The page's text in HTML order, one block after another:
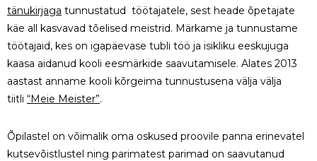
tänukirjaga tunnustatud töötajatele, sest heade õpetajate
käe all kasvavad tõelised meistrid. Märkame ja tunnustame
töötajaid, kes on igapäevase tubli töö ja isikliku eeskujuga
kaasa aidanud kooli eesmärkide saavutamisele. Alates 2013
aastast anname kooli kõrgeima tunnustusena välja välja
tiitli “Meie Meister”.
Õpilastel on võimalik oma oskused proovile panna erinevatel
kutsevõistlustel ning parimatest parimad on saavutanud